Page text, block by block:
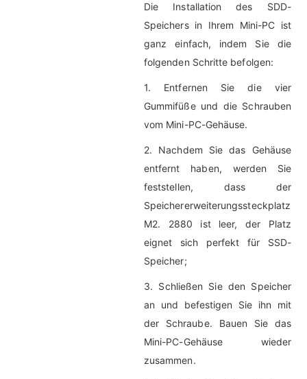
Die Installation des SDD-
Speichers in Ihrem Mini-PC ist
ganz einfach, indem Sie die
folgenden Schritte befolgen:
1. Entfernen Sie die vier
Gummifüße und die Schrauben
vom Mini-PC-Gehäuse.
2. Nachdem Sie das Gehäuse
entfernt haben, werden Sie
feststellen, dass der
Speichererweiterungssteckplatz
M2. 2880 ist leer, der Platz
eignet sich perfekt für SSD-
Speicher;
3. Schließen Sie den Speicher
an und befestigen Sie ihn mit
der Schraube. Bauen Sie das
Mini-PC-Gehäuse wieder
zusammen.